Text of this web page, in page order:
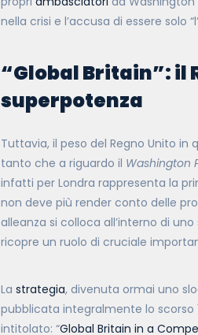
nella crisi e l’accusa di essere solo
“Global Britain”: il
superpotenza
Tuttavia, il peso del Regno Unito
tanto che a riguardo il Washington
infatti per Londra rappresenta la
non deve più render conto delle
alleanza si colloca all’interno di
ricopre un ruolo di cruciale
La strategia, divenuta ormai uno
pubblicata integralmente lo
intitolato: “Global Britain in a